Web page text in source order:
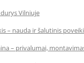
Vilniuje
– nauda ir šalutinis
– privalumai,